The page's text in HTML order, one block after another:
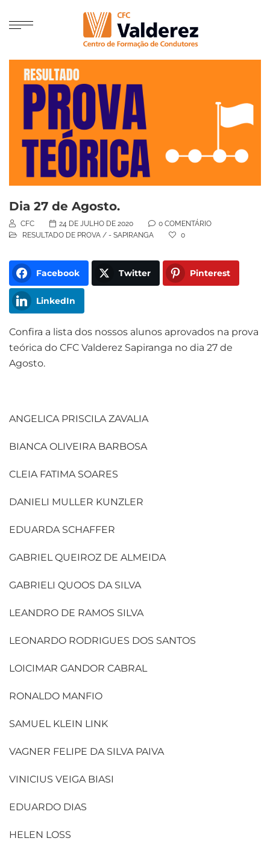
Dia 27 de Agosto.
CFC 24 DE JULHO DE 2020
0 COMENTÁRIO
RESULTADO DE PROVA / - SAPIRANGA 0
Facebook Twitter Pinterest
LinkedIn
Confira a lista dos nossos alunos aprovados na prova
teórica do CFC Valderez Sapiranga no dia 27 de
Agosto.
ANGELICA PRISCILA ZAVALIA
BIANCA OLIVEIRA BARBOSA
CLEIA FATIMA SOARES
DANIELI MULLER KUNZLER
EDUARDA SCHAFFER
GABRIEL QUEIROZ DE ALMEIDA
GABRIELI QUOOS DA SILVA
LEANDRO DE RAMOS SILVA
LEONARDO RODRIGUES DOS SANTOS
LOICIMAR GANDOR CABRAL
RONALDO MANFIO
SAMUEL KLEIN LINK
VAGNER FELIPE DA SILVA PAIVA
VINICIUS VEIGA BIASI
EDUARDO DIAS
HELEN LOSS